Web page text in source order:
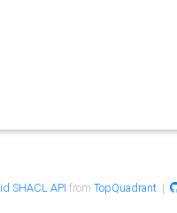
SHACL API from TopQuadrant|